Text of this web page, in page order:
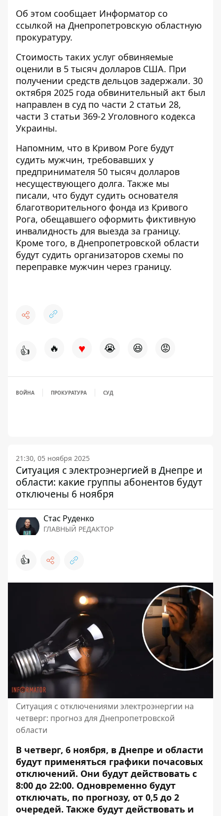
Об этом сообщает Информатор со
ссылкой на Днепропетровскую областную
прокуратуру.
Стоимость таких услуг обвиняемые
оценили в 5 тысяч долларов США. При
получении средств дельцов задержали. 30
октября 2025 года обвинительный акт был
направлен в суд по части 2 статьи 28,
части 3 статьи 369-2 Уголовного кодекса
Украины.
Напомним, что в Кривом Роге будут
судить мужчин, требовавших у
предпринимателя 50 тысяч долларов
несуществующего долга. Также мы
писали, что будут судить основателя
благотворительного фонда из Кривого
Рога, обещавшего оформить фиктивную
инвалидность для выезда за границу.
Кроме того, в Днепропетровской области
будут судить организаторов схемы по
переправке мужчин через границу.
👍 🔥 ♥ 😭 😆 😡
ВОЙНА ПРОКУРАТУРА СУД
21:30, 05 ноября 2025
Ситуация с электроэнергией в Днепре и
области: какие группы абонентов будут
отключены 6 ноября
Стаc Руденко
ГЛАВНЫЙ РЕДАКТОР
👍
Ситуация с отключениями электроэнергии на
четверг: прогноз для Днепропетровской
области
В четверг, 6 ноября, в Днепре и области
будут применяться графики почасовых
отключений. Они будут действовать с
8:00 до 22:00. Одновременно будут
отключать, по прогнозу, от 0,5 до 2
очередей. Также будут действовать и